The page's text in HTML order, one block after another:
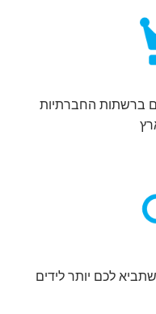
החברתיות
יותר לידים